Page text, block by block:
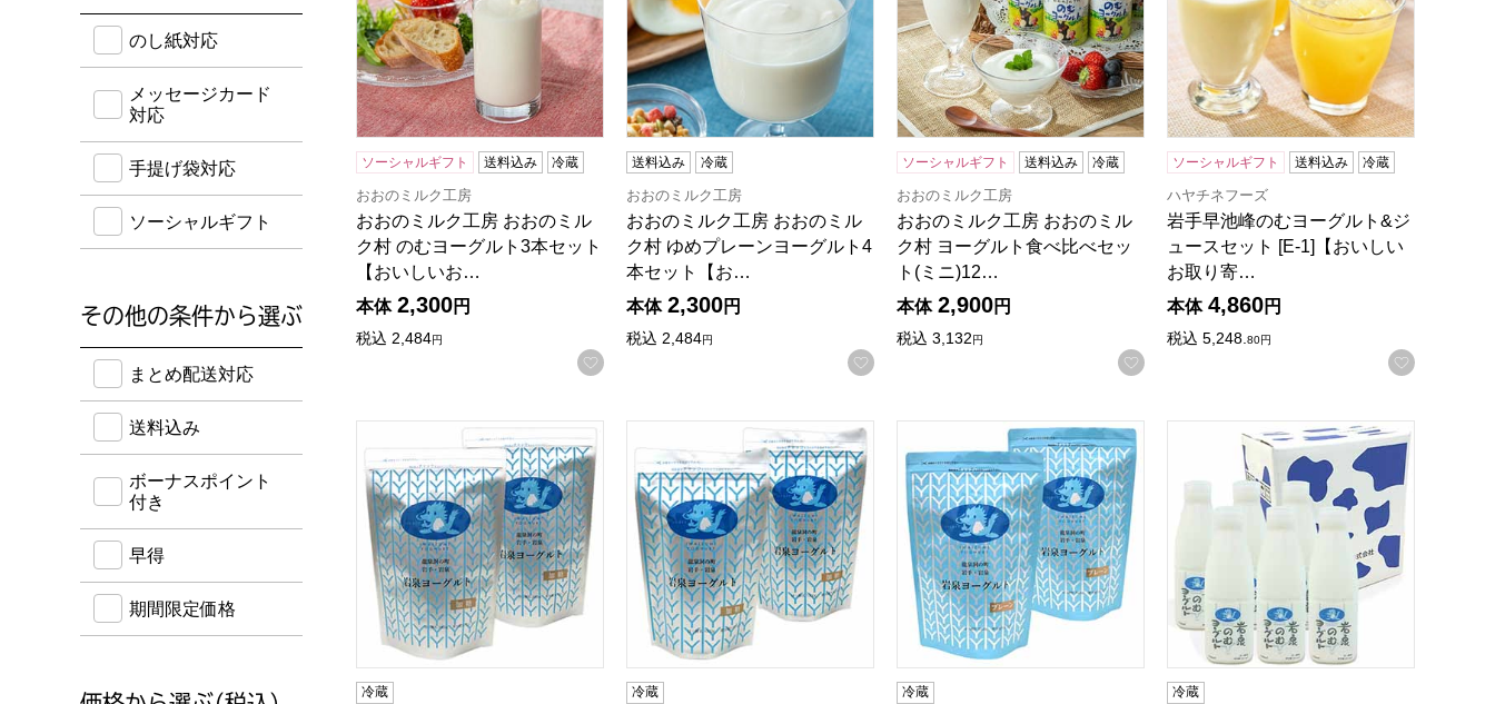
ソーシャルギフト 送料込み 冷蔵
おおのミルク工房
おおのミルク工房 おおのミル
ク村 のむヨーグルト3本セット
【おいしいお…
本体 2,300円
税込 2,484円
お気に入りに登録する
送料込み 冷蔵
おおのミルク工房
おおのミルク工房 おおのミル
ク村 ゆめプレーンヨーグルト4
本セット【お…
本体 2,300円
税込 2,484円
お気に入りに登録する
ソーシャルギフト 送料込み 冷蔵
おおのミルク工房
おおのミルク工房 おおのミル
ク村 ヨーグルト食べ比べセッ
ト(ミニ)12…
本体 2,900円
税込 3,132円
お気に入りに登録する
ソーシャルギフト 送料込み 冷蔵
ハヤチネフーズ
岩手早池峰のむヨーグルト&ジ
ュースセット [E-1]【おいしい
お取り寄…
本体 4,860円
税込 5,248.80円
お気に入
冷蔵
岩泉ヨーグルト 加糖 1000g×2袋【年間ギフト】
冷蔵
岩泉ヨーグルト プレーン 2000g×2袋【年間ギフト】
冷蔵
岩泉のむヨーグルト 720ml×6本【年間ギ
冷蔵
のし紙・メッセージカード・手提げ袋に対応している商品から絞りこむことができます。
のし紙対応
メッセージカード
対応
手提げ袋対応
ソーシャルギフト
その他の条件から選ぶ
送料込み・ボーナスポイント付き・早得・期間限定商品から絞り込むことができます。
まとめ配送対応
送料込み
ボーナスポイント
付き
早得
期間限定価格